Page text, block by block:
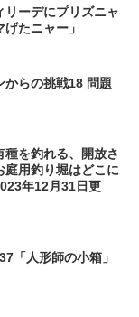
リーデにプリズニャ
たニャー」
からの挑戦18 問題
種を釣れる、開放さ
庭用釣り堀はどこに
年12月31日更
「人形師の小箱」